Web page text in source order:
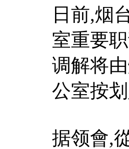
日前,烟
室重要
调解将
公室按
据领會,